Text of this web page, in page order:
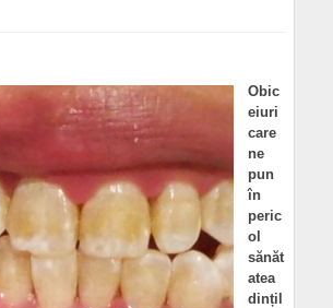
Obic
eiuri
care
ne
pun
în
peric
ol
sănăt
atea
dințil